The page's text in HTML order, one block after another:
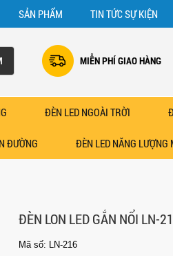
MIỄN PHÍ GIAO HÀNG
SẢN PHẨM TIN TỨC SỰ KIỆN
ĐÈN LED NGOÀI TRỜI
ĐƯỜNG ĐÈN LED NĂNG LƯỢNG
ĐÈN LON LED GẮN NỔI LN-
Mã số: LN-216